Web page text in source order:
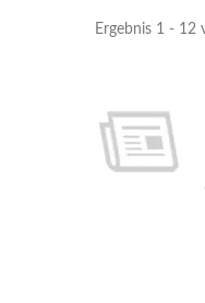
Ergebnis 1 - 12